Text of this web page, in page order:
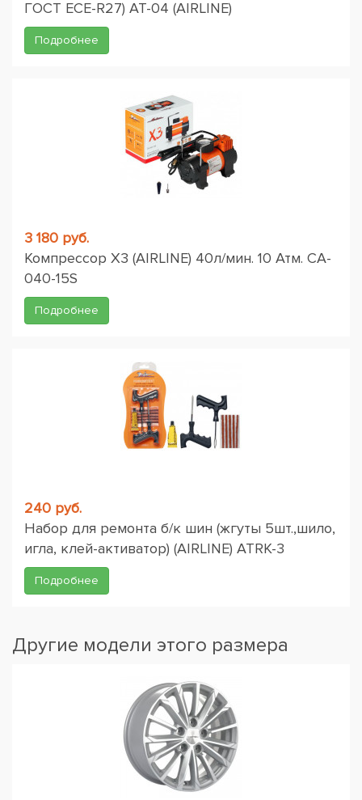
ГОСТ ЕСЕ-R27) AT-04 (AIRLINE)
Подробнее
3 180 руб.
Компрессор X3 (AIRLINE) 40л/мин. 10 Атм. CA-
040-15S
Подробнее
240 руб.
Набор для ремонта б/к шин (жгуты 5шт.,шило,
игла, клей-активатор) (AIRLINE) ATRK-3
Подробнее
Другие модели этого размера